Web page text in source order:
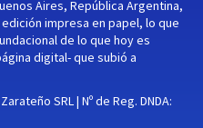
Aires, República Argentina,
impresa en papel, lo que
de lo que hoy es
digital- que subió a
SRL | Nº de Reg. DNDA: